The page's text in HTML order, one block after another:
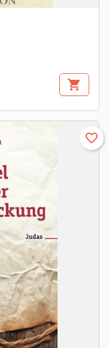
shopping_cart
favorite_border